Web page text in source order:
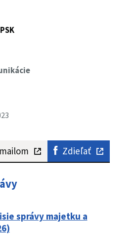
Zdieľať
správy majetku a